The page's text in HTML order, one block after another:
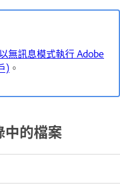
無訊息模式執行 Adobe
) 。
的檔案